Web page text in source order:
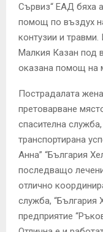
Сървиз“ ЕАД бяха
помощ по въздух
контузии и
Малкия Казан под
оказана помощ на
Пострадалата
претоварване
спасителна
транспортирана
Анна” “България
последващо
отлично
служба,
предприятие